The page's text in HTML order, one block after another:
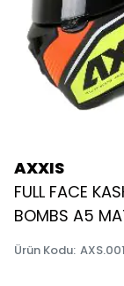
AXXIS
FULL FACE
BOMBS A5
Ürün Kodu: